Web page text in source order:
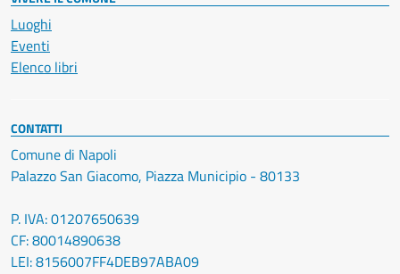
Luoghi
Eventi
Elenco libri
CONTATTI
Comune di Napoli
Palazzo San Giacomo, Piazza Municipio - 80133
P. IVA: 01207650639
CF: 80014890638
LEI: 8156007FF4DEB97ABA09